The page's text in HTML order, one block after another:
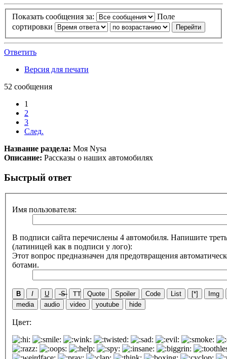
Показать сообщения за:
Поле
сортировки
Ответить
Версия для печати
52 сообщения
1
2
3
След.
Название раздела: Моя Nysa
Описание: Рассказы о наших автомобилях
Быстрый ответ
Имя пользователя:
В подписи сайта перечислены 4 автомобиля. Напишите
(латиницей как в подписи у лого):
Этот вопрос предназначен для предотвращения
ботами.
B I U S TT Quote Spoiler Code List [*]
Img
media
audio video youtube hide
Цвет: